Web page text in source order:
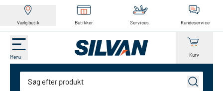
Vælg butik Butikker Services Kundeservice
Menu Kurv
Søg